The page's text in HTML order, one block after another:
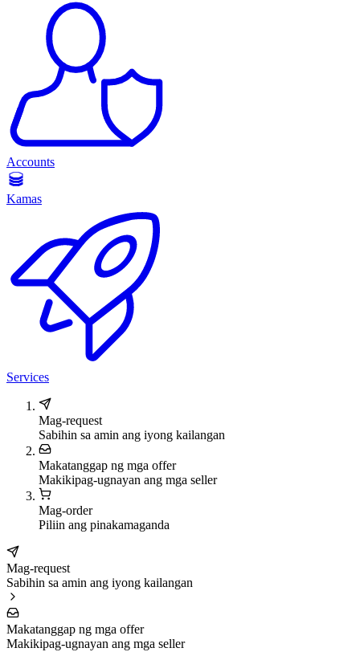
Accounts
Kamas
Services
Mag-request
Sabihin sa amin ang iyong kailangan
Makatanggap ng mga offer
Makikipag-ugnayan ang mga seller
Mag-order
Piliin ang pinakamaganda
Mag-request
Sabihin sa amin ang iyong kailangan
Makatanggap ng mga offer
Makikipag-ugnayan ang mga seller